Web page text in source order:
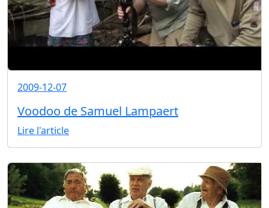
2009-12-07
Voodoo de Samuel Lampaert
Lire l'article